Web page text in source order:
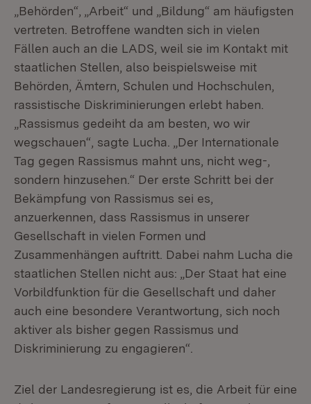
„Behörden“, „Arbeit“ und „Bildung“ am häufigsten
vertreten. Betroffene wandten sich in vielen
Fällen auch an die LADS, weil sie im Kontakt mit
staatlichen Stellen, also beispielsweise mit
Behörden, Ämtern, Schulen und Hochschulen,
rassistische Diskriminierungen erlebt haben.
„Rassismus gedeiht da am besten, wo wir
wegschauen“, sagte Lucha. „Der Internationale
Tag gegen Rassismus mahnt uns, nicht weg-,
sondern hinzusehen.“ Der erste Schritt bei der
Bekämpfung von Rassismus sei es,
anzuerkennen, dass Rassismus in unserer
Gesellschaft in vielen Formen und
Zusammenhängen auftritt. Dabei nahm Lucha die
staatlichen Stellen nicht aus: „Der Staat hat eine
Vorbildfunktion für die Gesellschaft und daher
auch eine besondere Verantwortung, sich noch
aktiver als bisher gegen Rassismus und
Diskriminierung zu engagieren“.
Ziel der Landesregierung ist es, die Arbeit für eine